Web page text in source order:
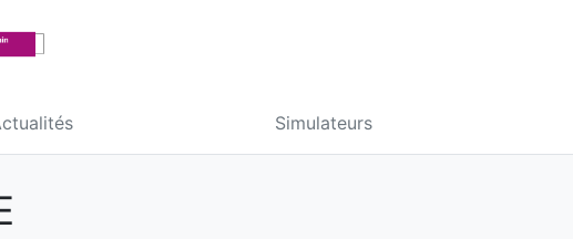
Simulateurs